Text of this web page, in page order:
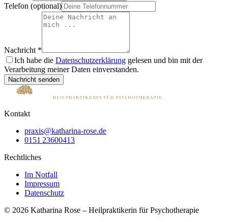
Telefon (optional)
Nachricht *
Ich habe die Datenschutzerklärung gelesen und bin mit der
Verarbeitung meiner Daten einverstanden.
Nachricht senden
Kontakt
praxis@katharina-rose.de
0151 23600413
Rechtliches
Im Notfall
Impressum
Datenschutz
© 2026 Katharina Rose – Heilpraktikerin für Psychotherapie